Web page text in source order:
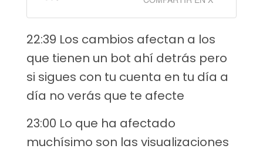
22:39 Los cambios afectan a los
que tienen un bot ahí detrás pero
si sigues con tu cuenta en tu día a
día no verás que te afecte
23:00 Lo que ha afectado
muchísimo son las visualizaciones